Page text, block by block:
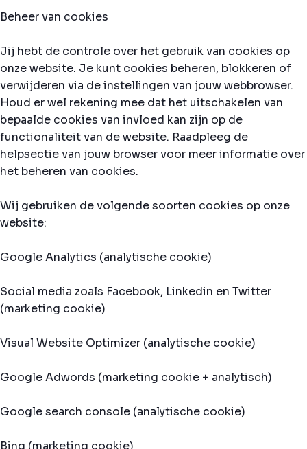
Beheer van cookies
Jij hebt de controle over het gebruik van cookies op
onze website. Je kunt cookies beheren, blokkeren of
verwijderen via de instellingen van jouw webbrowser.
Houd er wel rekening mee dat het uitschakelen van
bepaalde cookies van invloed kan zijn op de
functionaliteit van de website. Raadpleeg de
helpsectie van jouw browser voor meer informatie over
het beheren van cookies.
Wij gebruiken de volgende soorten cookies op onze
website:
Google Analytics (analytische cookie)
Social media zoals Facebook, Linkedin en Twitter
(marketing cookie)
Visual Website Optimizer (analytische cookie)
Google Adwords (marketing cookie + analytisch)
Google search console (analytische cookie)
Bing (marketing cookie)